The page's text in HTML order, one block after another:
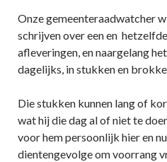
Onze gemeenteraadwatcher
schrijven over een en
afleveringen, en naargelang
dagelijks, in stukken en
Die stukken kunnen lang of
wat hij die dag al of niet te
voor hem persoonlijk hier en
dientengevolge om voorrang